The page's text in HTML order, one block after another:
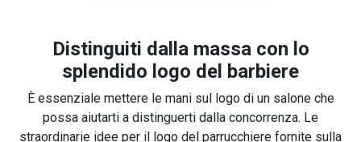
Distinguiti dalla massa con lo
splendido logo del barbiere
È essenziale mettere le mani sul logo di un salone che
possa aiutarti a distinguerti dalla concorrenza. Le
straordinarie idee per il logo del parrucchiere fornite sulla